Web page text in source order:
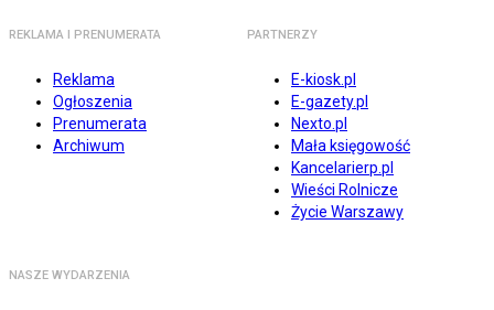
REKLAMA I PRENUMERATA
Reklama
Ogłoszenia
Prenumerata
Archiwum
PARTNERZY
E-kiosk.pl
E-gazety.pl
Nexto.pl
Mała księgowość
Kancelarierp.pl
Wieści Rolnicze
Życie Warszawy
NASZE WYDARZENIA